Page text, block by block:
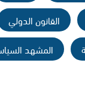
القانون الدولي
المشهد